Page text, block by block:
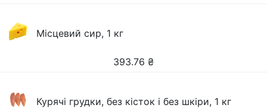
Місцевий сир, 1 кг
393.76 ₴
Курячі грудки, без кісток і без шкіри, 1 кг